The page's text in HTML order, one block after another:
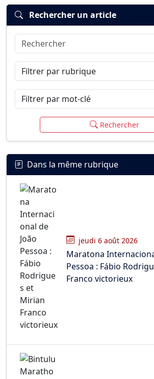
Connexion
Rechercher un article
Rechercher
Filtrer par rubrique
Filtrer par mot-clé
Rechercher
Dans la même rubrique
jeudi 6 août 2026
Maratona
Pessoa : Fábio
Franco victorieux